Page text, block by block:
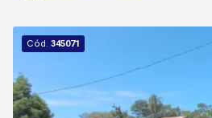
Cód.345071